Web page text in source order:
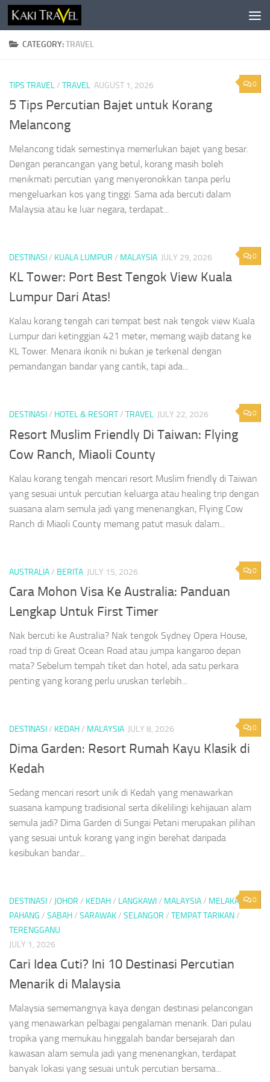
Skip to content
CATEGORY:TRAVEL
0
TIPS TRAVEL/ TRAVEL AUGUST 1, 2026
5 Tips Percutian Bajet untuk Korang
Melancong
Melancong tidak semestinya memerlukan bajet yang besar.
Dengan perancangan yang betul, korang masih boleh
menikmati percutian yang menyeronokkan tanpa perlu
mengeluarkan kos yang tinggi. Sama ada bercuti dalam
Malaysia atau ke luar negara, terdapat...
0
DESTINASI/ KUALA LUMPUR / MALAYSIA JULY 29, 2026
KL Tower: Port Best Tengok View Kuala
Lumpur Dari Atas!
Kalau korang tengah cari tempat best nak tengok view Kuala
Lumpur dari ketinggian 421 meter, memang wajib datang ke
KL Tower. Menara ikonik ni bukan je terkenal dengan
pemandangan bandar yang cantik, tapi ada...
0
DESTINASI/ HOTEL & RESORT/ TRAVEL JULY 22, 2026
Resort Muslim Friendly Di Taiwan: Flying
Cow Ranch, Miaoli County
Kalau korang tengah mencari resort Muslim friendly di Taiwan
yang sesuai untuk percutian keluarga atau healing trip dengan
suasana alam semula jadi yang menenangkan, Flying Cow
Ranch di Miaoli County memang patut masuk dalam...
0
AUSTRALIA/ BERITA JULY 15, 2026
Cara Mohon Visa Ke Australia: Panduan
Lengkap Untuk First Timer
Nak bercuti ke Australia? Nak tengok Sydney Opera House,
road trip di Great Ocean Road atau jumpa kangaroo depan
mata? Sebelum tempah tiket dan hotel, ada satu perkara
penting yang korang perlu uruskan terlebih...
0
DESTINASI/ KEDAH/ MALAYSIA JULY 8, 2026
Dima Garden: Resort Rumah Kayu Klasik di
Kedah
Sedang mencari resort unik di Kedah yang menawarkan
suasana kampung tradisional serta dikelilingi kehijauan alam
semula jadi? Dima Garden di Sungai Petani merupakan pilihan
yang sesuai untuk korang yang ingin berehat daripada
kesibukan bandar...
0
DESTINASI/ JOHOR / KEDAH/ LANGKAWI/ MALAYSIA/ MELAKA /
PAHANG / SABAH/ SARAWAK/ SELANGOR / TEMPAT TARIKAN/
TERENGGANU
JULY 1, 2026
Cari Idea Cuti? Ini 10 Destinasi Percutian
Menarik di Malaysia
Malaysia sememangnya kaya dengan destinasi pelancongan
yang menawarkan pelbagai pengalaman menarik. Dari pulau
tropika yang memukau hinggalah bandar bersejarah dan
kawasan alam semula jadi yang menenangkan, terdapat
banyak lokasi yang sesuai untuk percutian bersama...